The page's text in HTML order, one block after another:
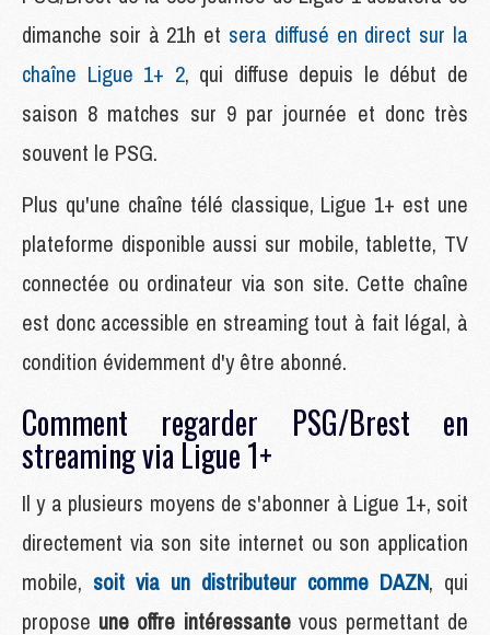
dimanche soir à 21h et sera diffusé en direct sur la
chaîne Ligue 1+ 2, qui diffuse depuis le début de
saison 8 matches sur 9 par journée et donc très
souvent le PSG.
Plus qu'une chaîne télé classique, Ligue 1+ est une
plateforme disponible aussi sur mobile, tablette, TV
connectée ou ordinateur via son site. Cette chaîne
est donc accessible en streaming tout à fait légal, à
condition évidemment d'y être abonné.
Comment regarder PSG/Brest en
streaming via Ligue 1+
Il y a plusieurs moyens de s'abonner à Ligue 1+, soit
directement via son site internet ou son application
mobile, soit via un distributeur comme DAZN, qui
propose une offre intéressante vous permettant de